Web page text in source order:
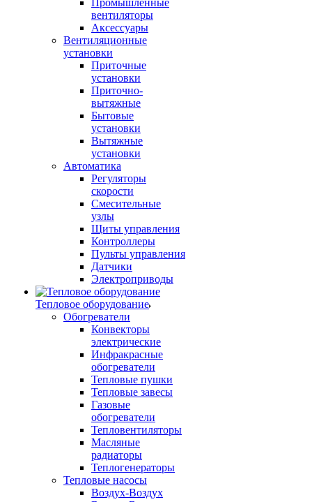
Промышленные
вентиляторы
Аксессуары
Вентиляционные
установки
Приточные
установки
Приточно-
вытяжные
Бытовые
установки
Вытяжные
установки
Автоматика
Регуляторы
скорости
Смесительные
узлы
Щиты управления
Контроллеры
Пульты управления
Датчики
Электроприводы
Тепловое оборудование
Обогреватели
Конвекторы
электрические
Инфракрасные
обогреватели
Тепловые пушки
Тепловые завесы
Газовые
обогреватели
Тепловентиляторы
Масляные
радиаторы
Теплогенераторы
Тепловые насосы
Воздух-Воздух